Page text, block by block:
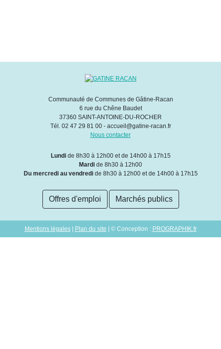
Communauté de Communes de Gâtine-Racan
6 rue du Chêne Baudet
37360 SAINT-ANTOINE-DU-ROCHER
Tél. 02 47 29 81 00 - accueil@gatine-racan.fr
Nous contacter
Lundide 8h30 à 12h00 et de 14h00 à 17h15
Mardi de 8h30 à 12h00
Du mercredi au vendredide 8h30 à 12h00 et de 14h00 à 17h15
Offres d'emploi Marchés publics
Mentions légales| Plan du site | © Conception : PROGRAPHIK.fr